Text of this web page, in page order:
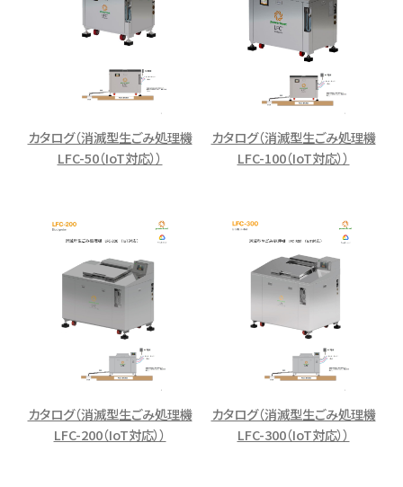
カタログ（消滅型生ごみ処理機
LFC-50（IoT対応））
カタログ（消滅型生ごみ処理機
LFC-100（IoT対応））
カタログ（消滅型生ごみ処理機
LFC-200（IoT対応））
カタログ（消滅型生ごみ処理機
LFC-300（IoT対応））